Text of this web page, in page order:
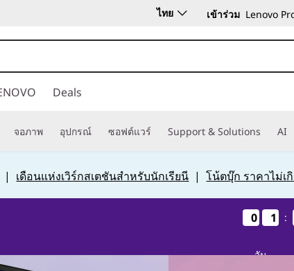
ไทย เข้าร่วม Lenovo
Deals
จอภาพ อุปกรณ์ ซอฟต์แวร์ Support & Solutions AI
| เดือนแห่งเวิร์กสเตชันสำหรับนักเรียนี |โน้ตบุ๊ก ราคาไม่เ
0
0
0
0 1
1
1
1
วัน
: